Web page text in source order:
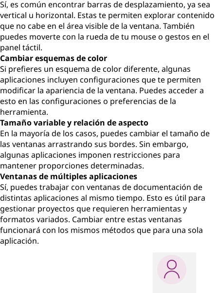
Sí, es común encontrar barras de desplazamiento, ya sea
vertical u horizontal. Estas te permiten explorar contenido
que no cabe en el área visible de la ventana. También
puedes moverte con la rueda de tu mouse o gestos en el
panel táctil.
Cambiar esquemas de color
Si prefieres un esquema de color diferente, algunas
aplicaciones incluyen configuraciones que te permiten
modificar la apariencia de la ventana. Puedes acceder a
esto en las configuraciones o preferencias de la
herramienta.
Tamaño variable y relación de aspecto
En la mayoría de los casos, puedes cambiar el tamaño de
las ventanas arrastrando sus bordes. Sin embargo,
algunas aplicaciones imponen restricciones para
mantener proporciones determinadas.
Ventanas de múltiples aplicaciones
Sí, puedes trabajar con ventanas de documentación de
distintas aplicaciones al mismo tiempo. Esto es útil para
gestionar proyectos que requieren herramientas y
formatos variados. Cambiar entre estas ventanas
funcionará con los mismos métodos que para una sola
aplicación.